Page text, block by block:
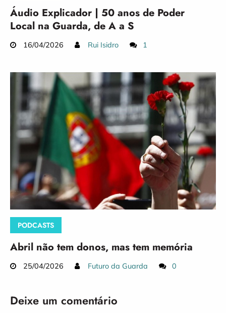
Áudio Explicador | 50 anos de Poder
Local na Guarda, de A a S
16/04/2026 Rui Isidro 1
PODCASTS
Abril não tem donos, mas tem memória
25/04/2026 Futuro da Guarda 0
Deixe um comentário